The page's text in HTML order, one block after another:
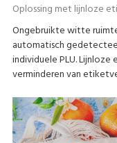
Oplossing met lijnloze
Ongebruikte witte
automatisch
individuele PLU.
verminderen van
etiketopties aan.